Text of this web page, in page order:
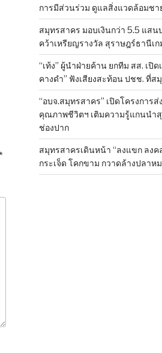
การมีส่วนร่วม ดูแลสิ่งแวดล้อมชา
สมุทรสาคร มอบเงินกว่า 5.5 แส
คว้าเหรียญรางวัล สุราษฎร์ธานีเ
“เท้ง” ผู้นำฝ่ายค้าน ยกทีม สส. เปิ
คางดำ” ฟังเสียงสะท้อน ปชช. ที่ส
“อบจ.สมุทรสาคร” เปิดโครงการ
คุณภาพชีวิตฯ เติมความรู้แกนนำสุ
ช่องปาก
สมุทรสาครเดินหน้า “ลงแขก ลงค
กระเจ็ด โคกขาม กวาดล้างปลาห